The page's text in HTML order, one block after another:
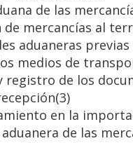
de las
mercancías al
aduaneras
medios de
registro de los
(3)
en la
de las